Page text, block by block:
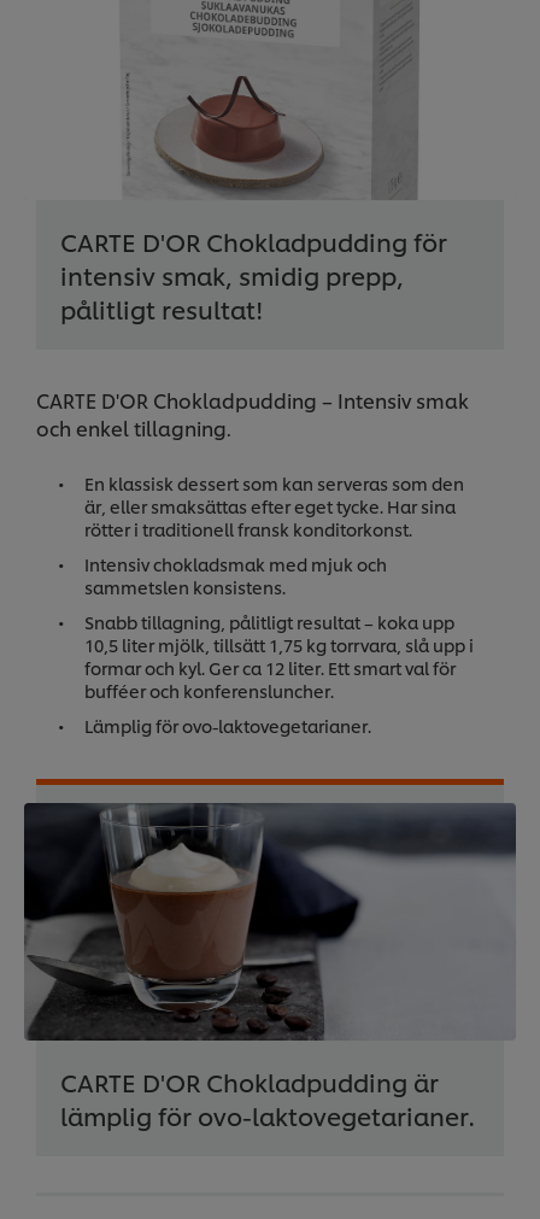
CARTE D'OR Chokladpudding för
intensiv smak, smidig prepp,
pålitligt resultat!
CARTE D'OR Chokladpudding – Intensiv smak
och enkel tillagning.
En klassisk dessert som kan serveras som den
är, eller smaksättas efter eget tycke. Har sina
rötter i traditionell fransk konditorkonst.
Intensiv chokladsmak med mjuk och
sammetslen konsistens.
Snabb tillagning, pålitligt resultat – koka upp
10,5 liter mjölk, tillsätt 1,75 kg torrvara, slå upp i
formar och kyl. Ger ca 12 liter. Ett smart val för
bufféer och konferensluncher.
Lämplig för ovo-laktovegetarianer.
CARTE D'OR Chokladpudding är
lämplig för ovo-laktovegetarianer.